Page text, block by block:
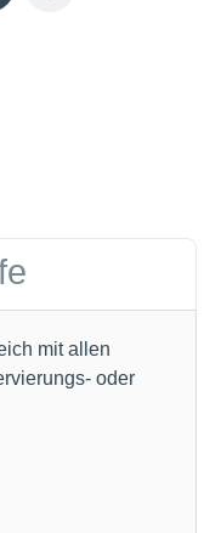
mit allen
oder